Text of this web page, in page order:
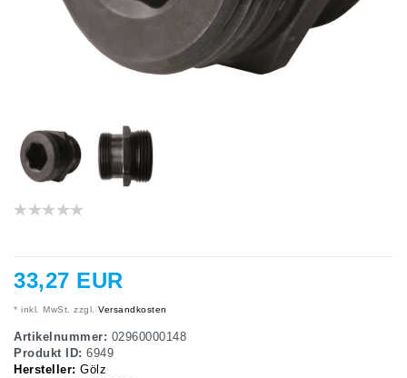
33,27 EUR
* inkl. MwSt. zzgl. Versandkosten
Artikelnummer: 02960000148
Produkt ID: 6949
Hersteller: Gölz